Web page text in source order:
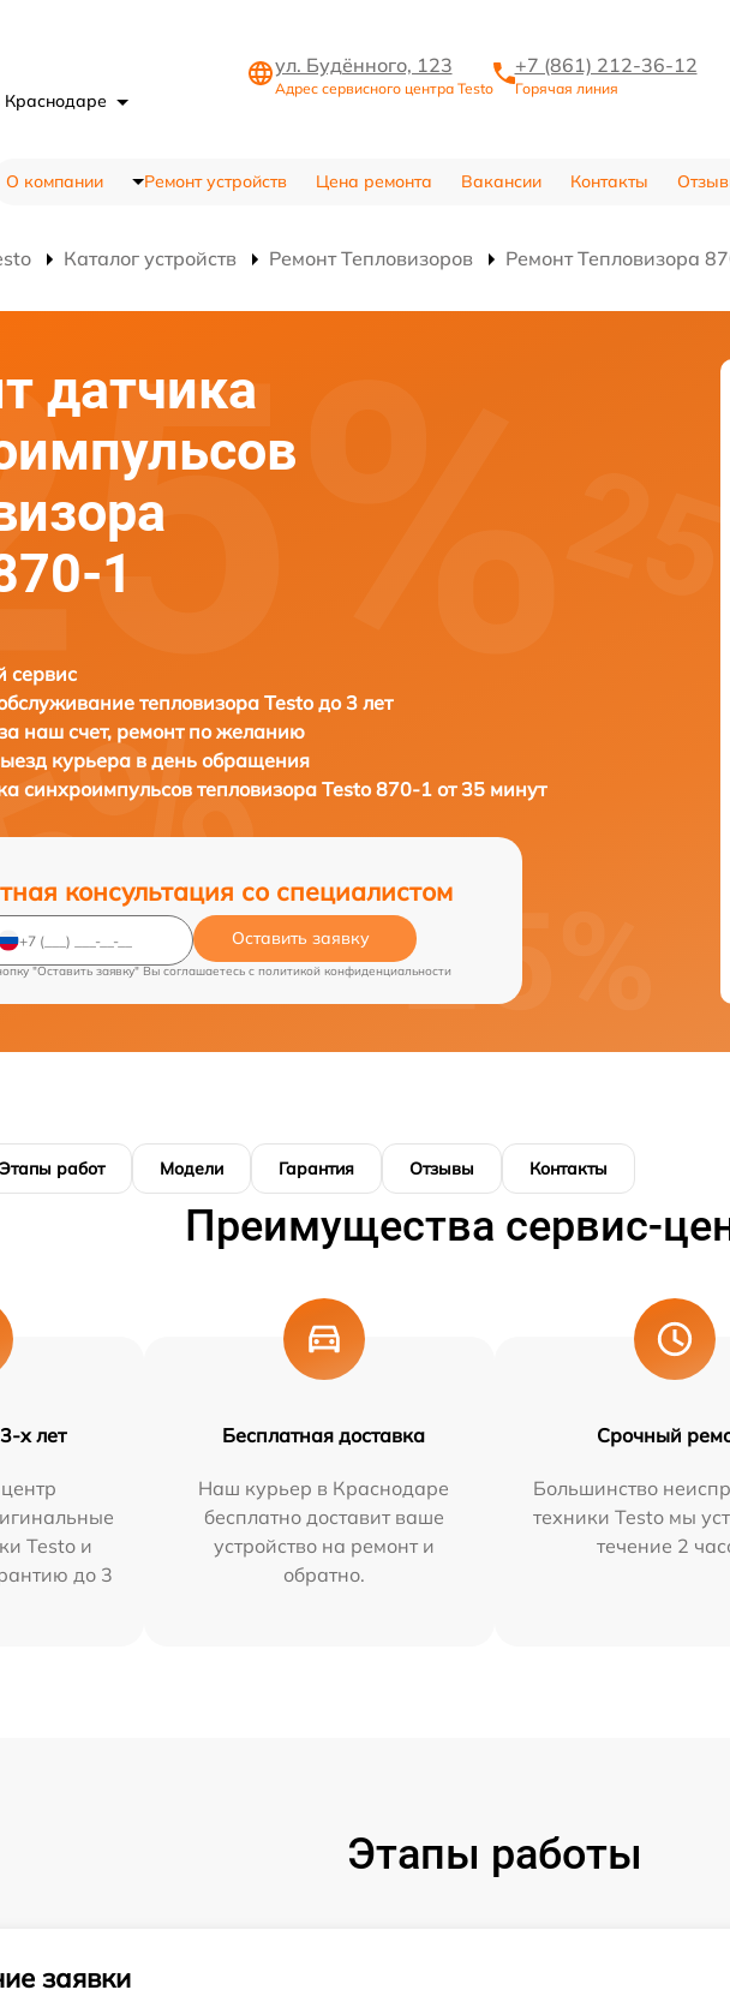
Краснодаре
ул. Будённого, 123
Адрес сервисного центра Testo
+7 (861) 212-36-12
Горячая линия
О компании Ремонт устройств Цена ремонта Вакансии Контакты
Каталог устройств Ремонт Тепловизоров Ремонт Тепловизора
датчика
1
сервис
тепловизора Testo до 3 лет
наш счет, ремонт по желанию
курьера в день обращения
синхроимпульсов тепловизораTesto 870-1 от 35 минут
консультация со специалистом
Оставить заявку
"Оставить заявку" Вы соглашаетесь c политикой конфиденциальности
Этапы работ Модели Гарантия Отзывы Контакты
Преимущества сервис-
х лет
Testo и
до 3
Бесплатная доставка
Наш курьер в Краснодаре
бесплатно доставит ваше
устройство на ремонт и
обратно.
Срочный
Большинство
техники Testo мы
течение 2
Этапы работы
заявки